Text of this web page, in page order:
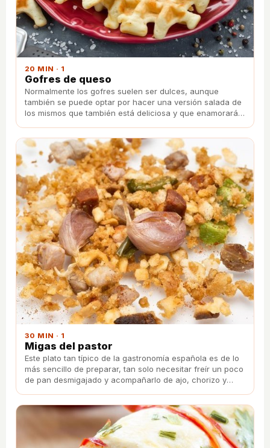
20 MIN · 1
Gofres de queso
Normalmente los gofres suelen ser dulces, aunque
también se puede optar por hacer una versión salada de
los mismos que también está deliciosa y que enamorará a
30 MIN · 1
Migas del pastor
Este plato tan típico de la gastronomía española es de lo
más sencillo de preparar, tan solo necesitar freír un poco
de pan desmigajado y acompañarlo de ajo, chorizo y